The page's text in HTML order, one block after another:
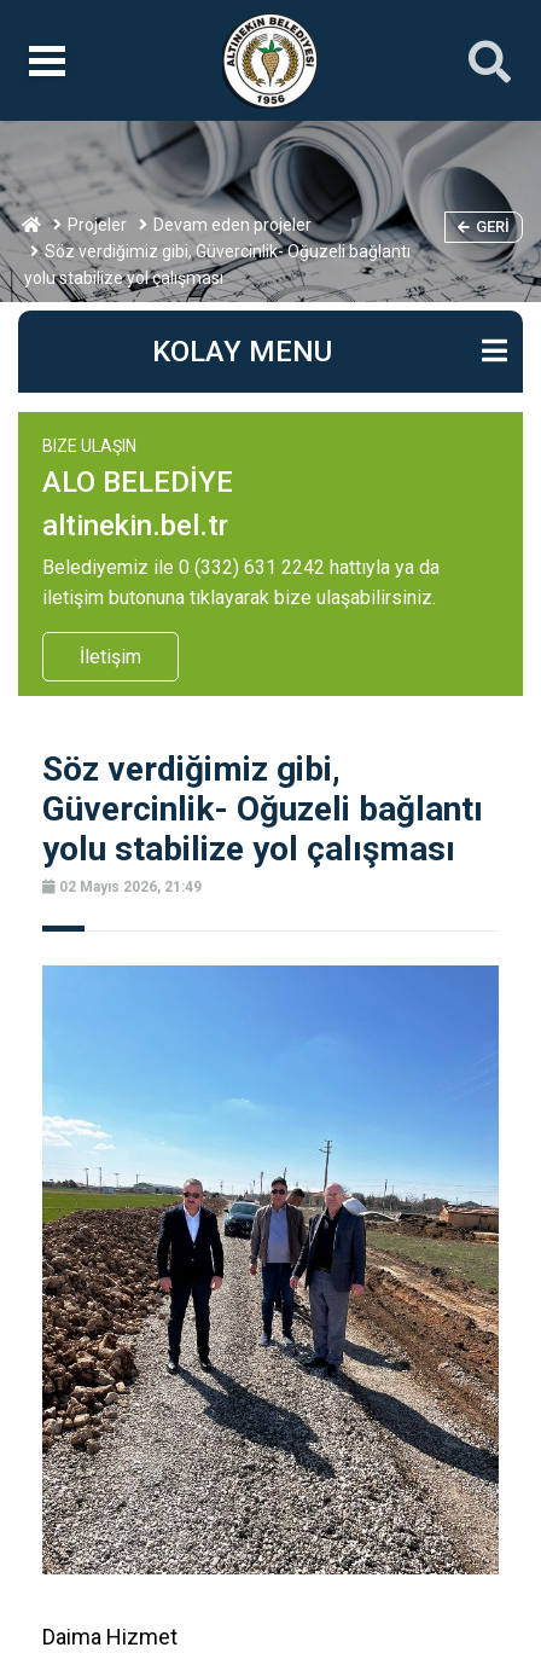
Projeler
Devam eden projeler
Söz verdiğimiz gibi, Güvercinlik- Oğuzeli bağlantı
yolu stabilize yol çalışması
GERI
KOLAY MENU
BIZE ULAŞIN
ALO BELEDİYE
altinekin.bel.tr
Belediyemiz ile 0 (332) 631 2242 hattıyla ya da
iletişim butonuna tıklayarak bize ulaşabilirsiniz.
İletişim
Söz verdiğimiz gibi,
Güvercinlik- Oğuzeli bağlantı
yolu stabilize yol çalışması
02 Mayıs 2026, 21:49
Daima Hizmet